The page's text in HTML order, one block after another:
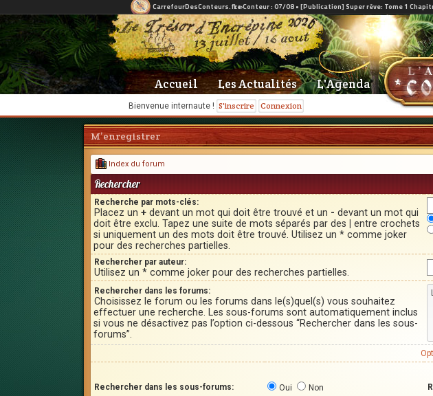
Bienvenue internaute ! S'inscrire Connexion
Accueil Les Actualités L'Agenda
M’enregistrer
Index du forum
Rechercher
Recherche par mots-clés:
Placez un + devant un mot qui doit être trouvé et un - devant un mot qui
doit être exclu. Tapez une suite de mots séparés par des
entre crochets
si uniquement un des mots doit être trouvé. Utilisez un * comme joker
pour des recherches partielles.
Rechercher par auteur:
Utilisez un * comme joker pour des recherches partielles.
Rechercher dans les forums:
Choisissez le forum ou les forums dans le(s)quel(s) vous souhaitez
effectuer une recherche. Les sous-forums sont automatiquement inclus
si vous ne désactivez pas l’option ci-dessous “Rechercher dans les sous-
forums”.
Rechercher dans les sous-forums: Oui Non